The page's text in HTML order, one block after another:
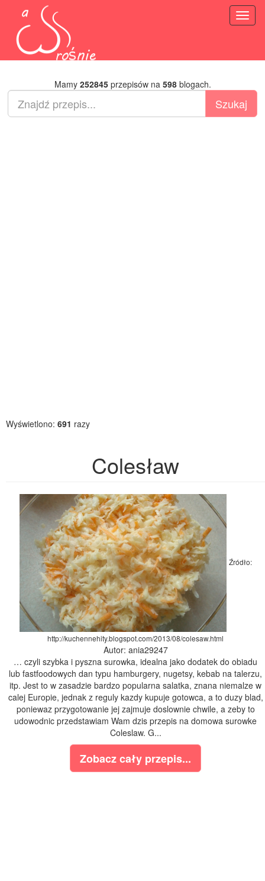
Mamy 252845przepisów na 598blogach.
Wyświetlono: 691 razy
Colesław
Źródło:
http://kuchennehity.blogspot.com/2013/08/colesaw.html
Autor: ania29247
… czyli szybka i pyszna surowka, idealna jako dodatek do obiadu
lub fastfoodowych dan typu hamburgery, nugetsy, kebab na talerzu,
itp. Jest to w zasadzie bardzo popularna salatka, znana niemalze w
calej Europie, jednak z reguly kazdy kupuje gotowca, a to duzy blad,
poniewaz przygotowanie jej zajmuje doslownie chwile, a zeby to
udowodnic przedstawiam Wam dzis przepis na domowa surowke
Coleslaw. G...
Zobacz cały przepis...